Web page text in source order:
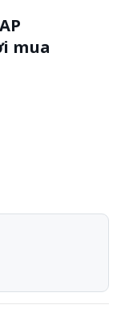
mua